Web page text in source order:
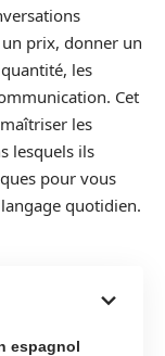
prix, donner un
les
Cet
les
lesquels ils
pour vous
quotidien.
espagnol